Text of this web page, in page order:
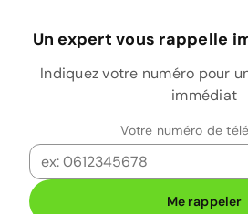
Un expert vous rappelle
Indiquez votre numéro pour
immédiat
Votre numéro de
Me rappeler